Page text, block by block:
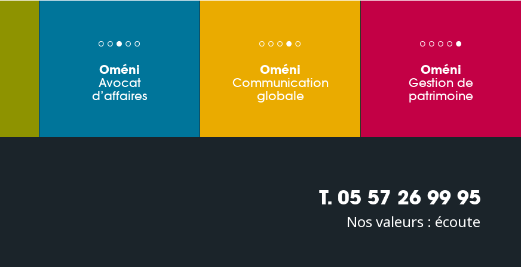
Oméni
Avocat
d’affaires
Oméni
Communication
globale
Oméni
Gestion de
patrimoine
T. 05 57 26 99 95
Nos valeurs : écoute